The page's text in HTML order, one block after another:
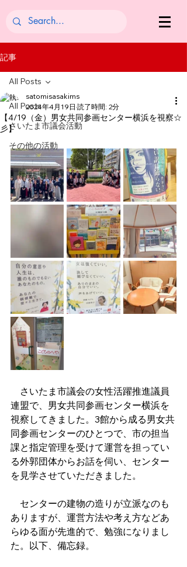
記事
All Posts
さいたま市議会活動
その他の活動
All Posts
【4/19（金）男女共同参画センター横浜を視察☆
彡】
satomisasakims
2024年4月19日 読了時間: 2分
さいたま市議会の女性活躍推進議員
連盟で、男女共同参画センター横浜を
視察してきました。3館から成る男女共
同参画センターのひとつで、市の担当
課と指定管理を受けて運営を担ってい
る外郭団体からお話を伺い、センター
を見学させていただきました。
センターの建物の造りが立派なのも
ありますが、運営方法や考え方などあ
らゆる面が先進的で、勉強になりまし
た。以下、備忘録。